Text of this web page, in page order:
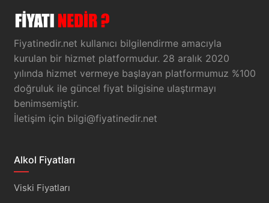
Fiyatinedir.net kullanıcı bilgilendirme amacıyla
kurulan bir hizmet platformudur. 28 aralık 2020
yılında hizmet vermeye başlayan platformumuz %100
doğruluk ile güncel fiyat bilgisine ulaştırmayı
benimsemiştir.
İletişim için bilgi@fiyatinedir.net
Alkol Fiyatları
Viski Fiyatları